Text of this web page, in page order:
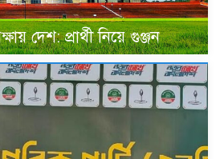
দেশ: প্রার্থী নিয়ে গুঞ্জন